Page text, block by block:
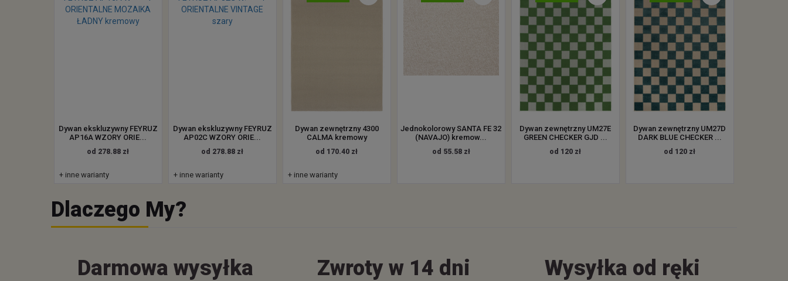
Dywan ekskluzywny FEYRUZ
AP16A WZORY ORIE...
od 278.88 zł
+ inne warianty
Dywan ekskluzywny FEYRUZ
AP02C WZORY ORIE...
od 278.88 zł
+ inne warianty
Dywan zewnętrzny 4300
CALMA kremowy
od 170.40 zł
+ inne warianty
Jednokolorowy SANTA FE 32
(NAVAJO) kremow...
od 55.58 zł
Dywan zewnętrzny UM27E
GREEN CHECKER GJD ...
od 120 zł
Dywan zewnętrzny UM27D
DARK BLUE CHECKER ...
od 120 zł
Dlaczego My?
Darmowa wysyłka Zwroty w 14 dni Wysyłka od ręki